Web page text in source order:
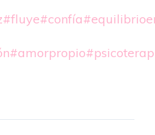
#fluye#confía
#amorpropio